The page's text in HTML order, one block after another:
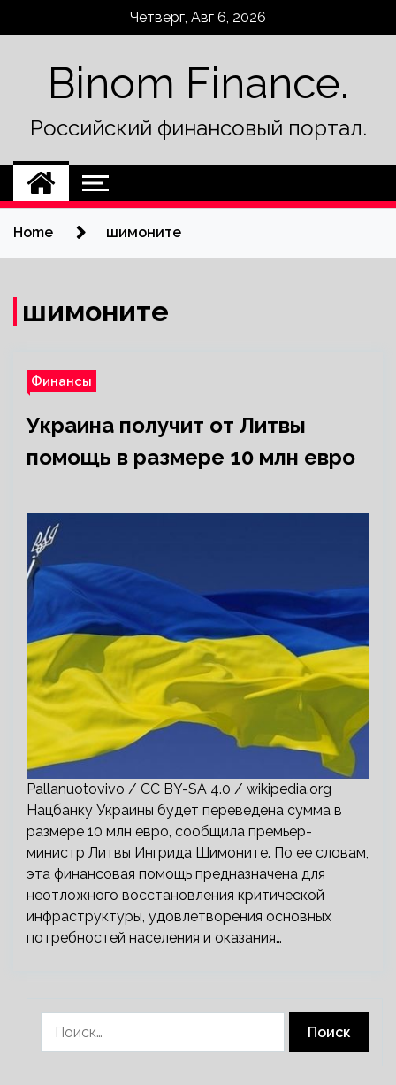
Четверг, Авг 6, 2026
Binom Finance.
Российский финансовый портал.
Home шимоните
шимоните
Финансы
Украина получит от Литвы
помощь в размере 10 млн евро
Pallanuotovivo / CC BY-SA 4.0 / wikipedia.org
Нацбанку Украины будет переведена сумма в
размере 10 млн евро, сообщила премьер-
министр Литвы Ингрида Шимоните. По ее словам,
эта финансовая помощь предназначена для
неотложного восстановления критической
инфраструктуры, удовлетворения основных
потребностей населения и оказания…